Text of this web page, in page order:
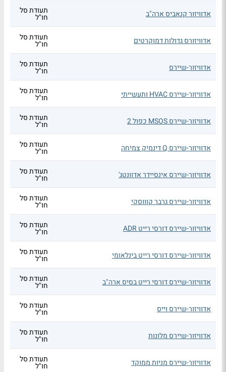
אדוויזור קנאביס ארה"ב תעודת סל
חו"ל
אדוויזורס גדולות דמוקרטים תעודת סל
חו"ל
אדוויזור-שיירס תעודת סל
חו"ל
אדוויזור-שיירס HVAC ותעשייתי תעודת סל
חו"ל
אדוויזור-שיירס MSOS כפול 2 תעודת סל
חו"ל
אדוויזור-שיירס Q דינמיק צמיחה תעודת סל
חו"ל
אדוויזור-שיירס אינסיידר אדוונטג' תעודת סל
חו"ל
אדוויזור-שיירס גרבר קוווסקי תעודת סל
חו"ל
אדוויזור-שיירס דורסי רייט ADR תעודת סל
חו"ל
אדוויזור-שיירס דורסי רייט בינלאומי תעודת סל
חו"ל
אדוויזור-שיירס דורסי רייט בסיס ארה"ב תעודת סל
חו"ל
אדוויזור-שיירס וייס תעודת סל
חו"ל
אדוויזור-שיירס מלונות תעודת סל
חו"ל
אדוויזור-שיירס מניות ממוקד תעודת סל
חו"ל